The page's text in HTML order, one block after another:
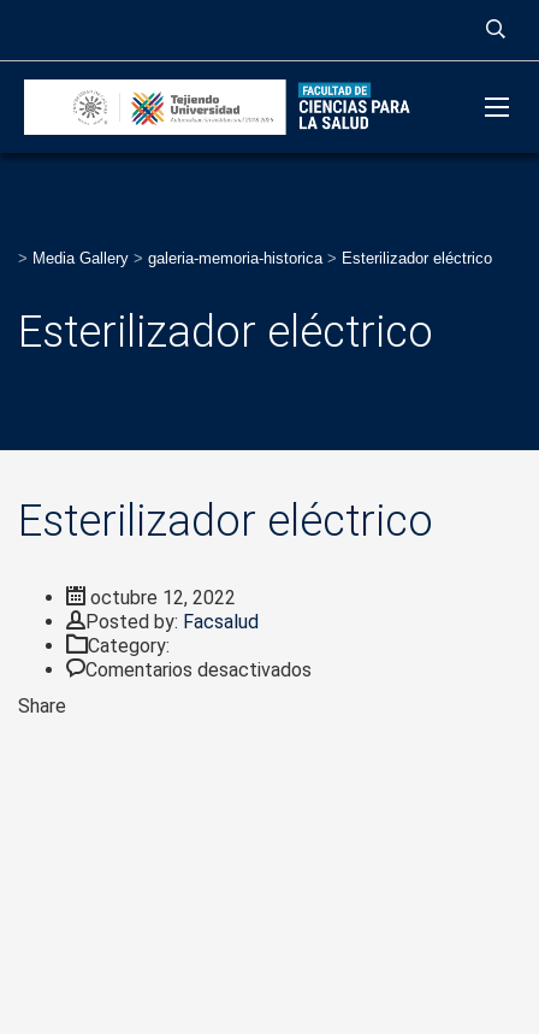
> Media Gallery > galeria-memoria-historica> Esterilizador eléctrico
Esterilizador eléctrico
Esterilizador eléctrico
octubre 12, 2022
Posted by: Author
Facsalud
Category:
Comentarios desactivados
Share